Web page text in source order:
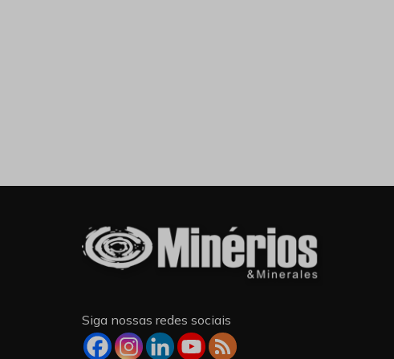
Siga nossas redes sociais